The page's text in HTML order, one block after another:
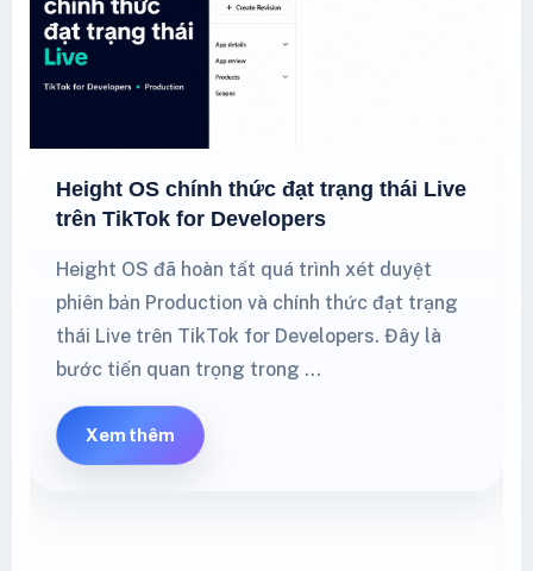
Height OS chính thức đạt trạng thái Live
trên TikTok for Developers
Height OS đã hoàn tất quá trình xét duyệt
phiên bản Production và chính thức đạt trạng
thái Live trên TikTok for Developers. Đây là
bước tiến quan trọng trong …
Xem thêm